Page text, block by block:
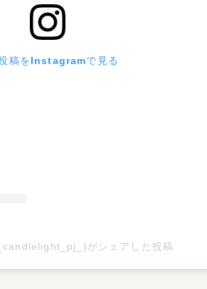
稿をInstagramで見る
がシェアした投稿